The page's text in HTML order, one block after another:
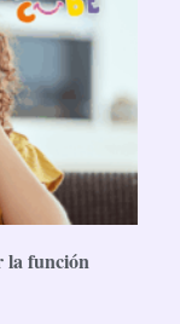
la función